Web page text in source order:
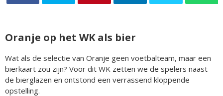
Oranje op het WK als bier
Wat als de selectie van Oranje geen voetbalteam, maar een
bierkaart zou zijn? Voor dit WK zetten we de spelers naast
de bierglazen en ontstond een verrassend kloppende
opstelling.